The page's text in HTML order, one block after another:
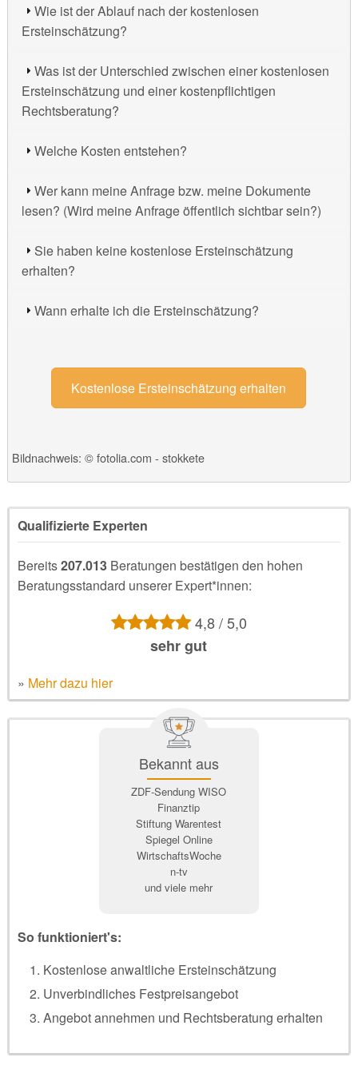
Wie ist der Ablauf nach der kostenlosen
Ersteinschätzung?
Was ist der Unterschied zwischen einer kostenlosen
Ersteinschätzung und einer kostenpflichtigen
Rechtsberatung?
Welche Kosten entstehen?
Wer kann meine Anfrage bzw. meine Dokumente
lesen? (Wird meine Anfrage öffentlich sichtbar sein?)
Sie haben keine kostenlose Ersteinschätzung
erhalten?
Wann erhalte ich die Ersteinschätzung?
Kostenlose Ersteinschätzung erhalten
Bildnachweis: © fotolia.com - stokkete
Qualifizierte Experten
Bereits207.013Beratungen bestätigen den hohen
Beratungsstandard unserer Expert*innen:
4,8 / 5,0
sehr gut
» Mehr dazu hier
Bekannt aus
ZDF-Sendung WISO
Finanztip
Stiftung Warentest
Spiegel Online
WirtschaftsWoche
n-tv
und viele mehr
So funktioniert's:
Kostenlose anwaltliche Ersteinschätzung
Unverbindliches Festpreisangebot
Angebot annehmen und Rechtsberatung erhalten